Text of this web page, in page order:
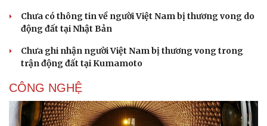
Chưa có thông tin về người Việt Nam bị thương vong do
động đất tại Nhật Bản
Chưa ghi nhận người Việt Nam bị thương vong trong
trận động đất tại Kumamoto
CÔNG NGHỆ